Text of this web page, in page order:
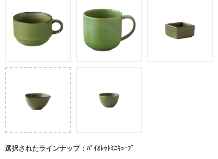
選択されたラインナップ：ﾊﾞｲｵﾚｯﾄﾐﾆｷｭｰﾌﾞ